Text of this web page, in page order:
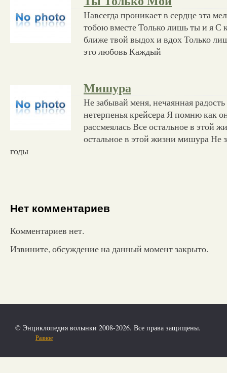
Навсегда проникает в сердце эта
тобою вместе Только лишь ты и я С
ближе твой выдох и вдох Только
это любовь Каждый
Мишура
Не забывай меня, нечаянная
нетерпенья крейсера Я помню как
рассмеялась Все остальное в этой
остальное в этой жизни мишура Не
годы
Нет комментариев
Комментариев нет.
Извините, обсуждение на данный момент закрыто.
© Энциклопедия волынки 2008-2026. Все права защищены.
Разное